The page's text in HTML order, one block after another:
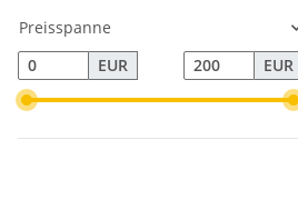
Preisspanne
EUR
EUR